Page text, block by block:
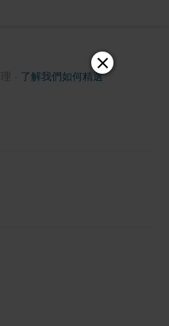
了解我們如何精選